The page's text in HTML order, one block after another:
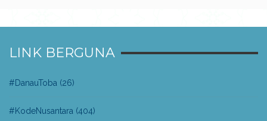
LINK BERGUNA
#DanauToba (26)
#KodeNusantara (404)